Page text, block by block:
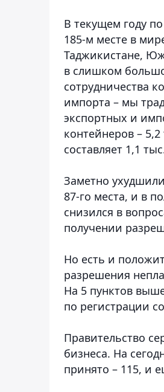
В текущем году
185-м месте в
Таджикистане,
в слишком
сотрудничества
импорта – мы
экспортных и
контейнеров –
составляет 1,1
Заметно
87-го места, и в
снизился в
получении
Но есть и
разрешения
На 5 пунктов
по регистрации
Правительство
бизнеса. На
принято – 115, и